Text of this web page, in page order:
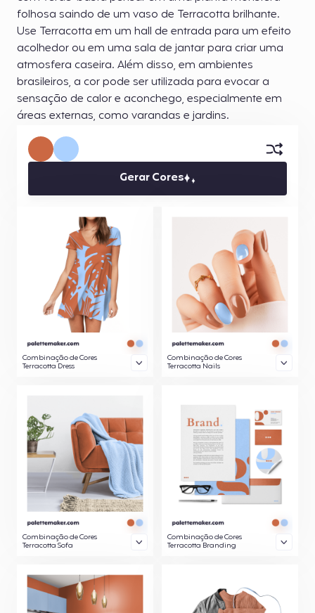
folhosa saindo de um vaso de Terracotta brilhante.
Use Terracotta em um hall de entrada para um efeito
acolhedor ou em uma sala de jantar para criar uma
atmosfera caseira. Além disso, em ambientes
brasileiros, a cor pode ser utilizada para evocar a
sensação de calor e aconchego, especialmente em
áreas externas, como varandas e jardins.
Gerar Cores
Combinação de Cores
Terracotta Dress
Combinação de Cores
Terracotta Nails
Combinação de Cores
Terracotta Sofa
Combinação de Cores
Terracotta Branding